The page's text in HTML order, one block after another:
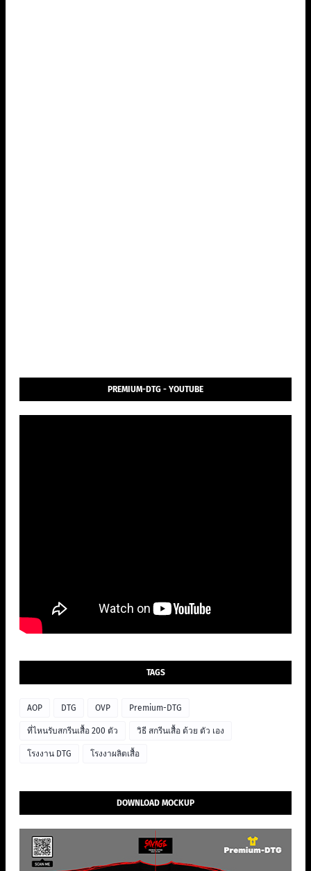
PREMIUM-DTG - YOUTUBE
TAGS
AOP DTG OVP Premium-DTG
ที่ไหนรับสกรีนเสื้อ 200 ตัว วิธี สกรีนเสื้อ ด้วย ตัว เอง
โรงงาน DTG โรงงาผลิตเสื้อ
DOWNLOAD MOCKUP